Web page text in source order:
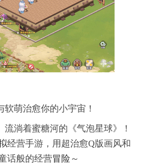
萌治愈你的小宇宙！
淌着蜜糖河的《气泡星球》！
经营手游，用超治愈Q版画风和
话般的经营冒险～